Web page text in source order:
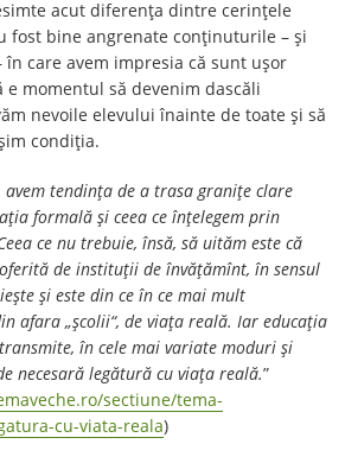
acut diferența dintre cerințele
fost bine angrenate conținuturile – și
care avem impresia că sunt ușor
e momentul să devenim dascăli
nevoile elevului înainte de toate și să
condiția.
avem tendinţa de a trasa graniţe clare
formală şi ceea ce înţelegem prin
ce nu trebuie, însă, să uităm este că
de instituţii de învăţămînt, în sensul
şi este din ce în ce mai mult
afara „şcolii“, de viaţa reală. Iar educaţia
în cele mai variate moduri şi
necesară legătură cu viaţa reală.”
sectiune/tema-
cu-viata-reala)